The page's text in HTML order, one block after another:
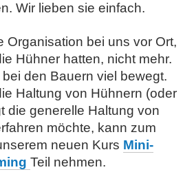
Wir lieben sie einfach.
Organisation bei uns vor Ort,
Hühner hatten, nicht mehr.
den Bauern viel bewegt.
Haltung von Hühnern (oder
die generelle Haltung von
möchte, kann zum
neuen Kurs Mini-
Teil nehmen.